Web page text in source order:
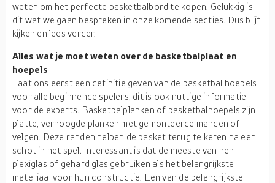
weten om het perfecte basketbalbord te kopen. Gelukkig is
dit wat we gaan bespreken in onze komende secties. Dus blijf
kijken en lees verder.
Alles wat je moet weten over de basketbalplaat en
hoepels
Laat ons eerst een definitie geven van de basketbal hoepels
voor alle beginnende spelers; dit is ook nuttige informatie
voor de experts. Basketbalplanken of basketbalhoepels zijn
platte, verhoogde planken met gemonteerde manden of
velgen. Deze randen helpen de basket terug te keren na een
schot in het spel. Interessant is dat de meeste van hen
plexiglas of gehard glas gebruiken als het belangrijkste
materiaal voor hun constructie. Een van de belangrijkste